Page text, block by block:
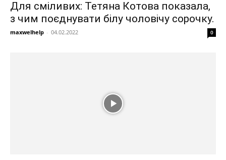
Для сміливих: Тетяна Котова показала,
з чим поєднувати білу чоловічу сорочку.
maxwelhelp - 04.02.2022 0